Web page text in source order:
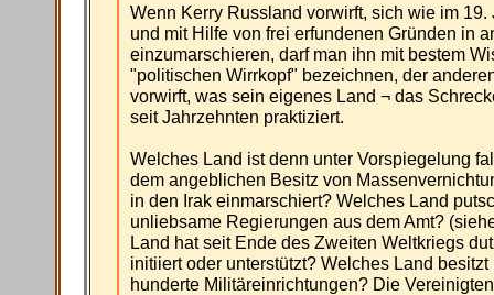
Wenn Kerry Russland vorwirft, sich wie im
und mit Hilfe von frei erfundenen Gründen in
einzumarschieren, darf man ihn mit bestem
"politischen Wirrkopf" bezeichnen, der
vorwirft, was sein eigenes Land ¬ das
seit Jahrzehnten praktiziert.
Welches Land ist denn unter Vorspiegelung
dem angeblichen Besitz von
in den Irak einmarschiert? Welches Land
unliebsame Regierungen aus dem Amt?
Land hat seit Ende des Zweiten Weltkriegs
initiiert oder unterstützt? Welches Land
hunderte Militäreinrichtungen? Die